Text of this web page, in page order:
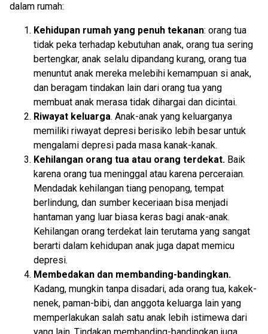
dalam rumah:
Kehidupan rumah yang penuh tekanan: orang tua
tidak peka terhadap kebutuhan anak, orang tua sering
bertengkar, anak selalu dipandang kurang, orang tua
menuntut anak mereka melebihi kemampuan si anak,
dan beragam tindakan lain dari orang tua yang
membuat anak merasa tidak dihargai dan dicintai.
Riwayat keluarga. Anak-anak yang keluarganya
memiliki riwayat depresi berisiko lebih besar untuk
mengalami depresi pada masa kanak-kanak.
Kehilangan orang tua atau orang terdekat. Baik
karena orang tua meninggal atau karena perceraian.
Mendadak kehilangan tiang penopang, tempat
berlindung, dan sumber keceriaan bisa menjadi
hantaman yang luar biasa keras bagi anak-anak.
Kehilangan orang terdekat lain terutama yang sangat
berarti dalam kehidupan anak juga dapat memicu
depresi.
Membedakan dan membanding-bandingkan.
Kadang, mungkin tanpa disadari, ada orang tua, kakek-
nenek, paman-bibi, dan anggota keluarga lain yang
memperlakukan salah satu anak lebih istimewa dari